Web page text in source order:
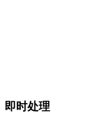
即时处理